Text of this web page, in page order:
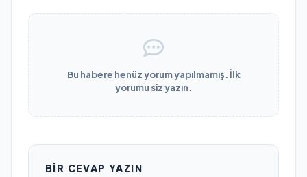
Bu habere henüz yorum yapılmamış. İlk
yorumu siz yazın.
BIR CEVAP YAZIN